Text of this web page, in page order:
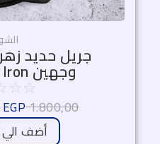
وجهين Eagle Cast Iron
☆
☆
☆
1.800,00
EGP
أضف الي السلة